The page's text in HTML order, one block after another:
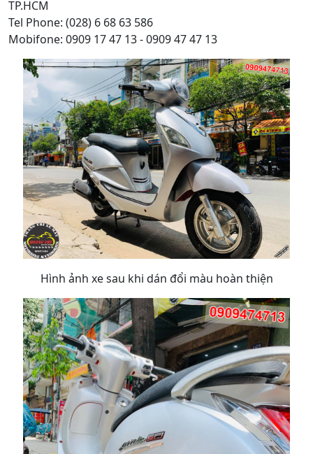
TP.HCM
Tel Phone: (028) 6 68 63 586
Mobifone: 0909 17 47 13 - 0909 47 47 13
Hình ảnh xe sau khi dán đổi màu hoàn thiện